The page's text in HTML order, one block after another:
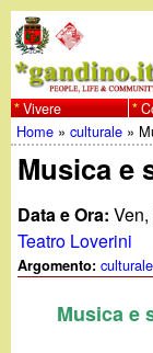
al
w
w
w
.
Vivere
Tu
sei
qui
Home »culturale »
Musica e
Data e Ora:
Teatro Loverini
Argomento:culturale
Musica e